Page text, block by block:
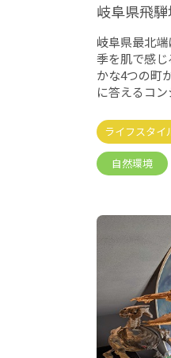
岐阜県飛
岐阜県最北
季を肌で感
かな4つの町
に答えるコ